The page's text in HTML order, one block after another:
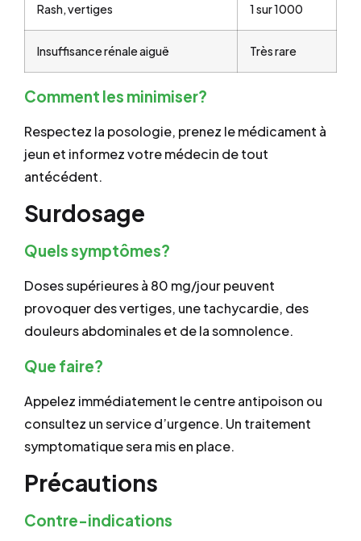
Rash, vertiges 1 sur 1000
Insuffisance rénale aiguë Très rare
Comment les minimiser?
Respectez la posologie, prenez le médicament à
jeun et informez votre médecin de tout
antécédent.
Surdosage
Quels symptômes?
Doses supérieures à 80 mg/jour peuvent
provoquer des vertiges, une tachycardie, des
douleurs abdominales et de la somnolence.
Que faire?
Appelez immédiatement le centre antipoison ou
consultez un service d’urgence. Un traitement
symptomatique sera mis en place.
Précautions
Contre-indications